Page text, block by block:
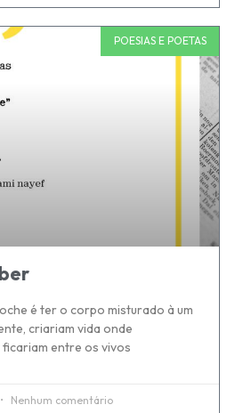
POESIAS E POETAS
é ter o corpo misturado à um
criariam vida onde
entre os vivos
Nenhum comentário